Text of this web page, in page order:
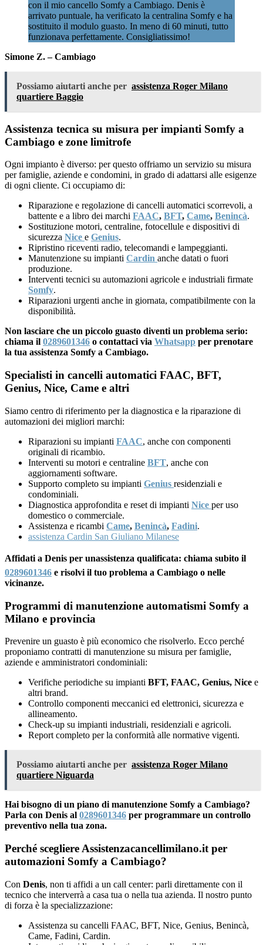
con il mio cancello Somfy a Cambiago. Denis è
arrivato puntuale, ha verificato la centralina Somfy e ha
sostituito il modulo guasto. In meno di 60 minuti, tutto
funzionava perfettamente. Consigliatissimo!
Simone Z. – Cambiago
Possiamo aiutarti anche per assistenza Roger Milano
quartiere Baggio
Assistenza tecnica su misura per impianti Somfy a
Cambiago e zone limitrofe
Ogni impianto è diverso: per questo offriamo un servizio su misura
per famiglie, aziende e condomini, in grado di adattarsi alle esigenze
di ogni cliente. Ci occupiamo di:
Riparazione e regolazione di cancelli automatici scorrevoli, a
battente e a libro dei marchi FAAC, BFT, Came, Benincà.
Sostituzione motori, centraline, fotocellule e dispositivi di
sicurezza Nice e Genius.
Ripristino riceventi radio, telecomandi e lampeggianti.
Manutenzione su impianti Cardin anche datati o fuori
produzione.
Interventi tecnici su automazioni agricole e industriali firmate
Somfy.
Riparazioni urgenti anche in giornata, compatibilmente con la
disponibilità.
Non lasciare che un piccolo guasto diventi un problema serio:
chiama il 0289601346 o contattaci via Whatsapp per prenotare
la tua assistenza Somfy a Cambiago.
Specialisti in cancelli automatici FAAC, BFT,
Genius, Nice, Came e altri
Siamo centro di riferimento per la diagnostica e la riparazione di
automazioni dei migliori marchi:
Riparazioni su impianti FAAC, anche con componenti
originali di ricambio.
Interventi su motori e centraline BFT, anche con
aggiornamenti software.
Supporto completo su impianti Genius residenziali e
condominiali.
Diagnostica approfondita e reset di impianti Nice per uso
domestico o commerciale.
Assistenza e ricambi Came, Benincà, Fadini.
assistenza Cardin San Giuliano Milanese
Affidati a Denis per unassistenza qualificata: chiama subito il
0289601346 e risolvi il tuo problema a Cambiago o nelle
vicinanze.
Programmi di manutenzione automatismi Somfy a
Milano e provincia
Prevenire un guasto è più economico che risolverlo. Ecco perché
proponiamo contratti di manutenzione su misura per famiglie,
aziende e amministratori condominiali:
Verifiche periodiche su impianti BFT, FAAC, Genius, Nice e
altri brand.
Controllo componenti meccanici ed elettronici, sicurezza e
allineamento.
Check-up su impianti industriali, residenziali e agricoli.
Report completo per la conformità alle normative vigenti.
Possiamo aiutarti anche per assistenza Roger Milano
quartiere Niguarda
Hai bisogno di un piano di manutenzione Somfy a Cambiago?
Parla con Denis al 0289601346 per programmare un controllo
preventivo nella tua zona.
Perché scegliere Assistenzacancellimilano.it per
automazioni Somfy a Cambiago?
Con Denis, non ti affidi a un call center: parli direttamente con il
tecnico che interverrà a casa tua o nella tua azienda. Il nostro punto
di forza è la specializzazione:
Assistenza su cancelli FAAC, BFT, Nice, Genius, Benincà,
Came, Fadini, Cardin.